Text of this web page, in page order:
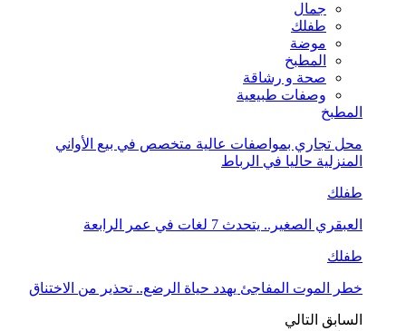
جمال
طفلك
موضة
المطبخ
صحة و رشاقة
وصفات طبيعية
المطبخ
محل تجاري بمواصفات عالية متخصص في بيع الأواني
المنزلية حاليا في الرباط
طفلك
العبقري الصغير.. يتحدث 7 لغات في عمر الرابعة
طفلك
خطر الموت المفاجئ يهدد حياة الرضع.. تحذير من الاختناق
السابق التالي